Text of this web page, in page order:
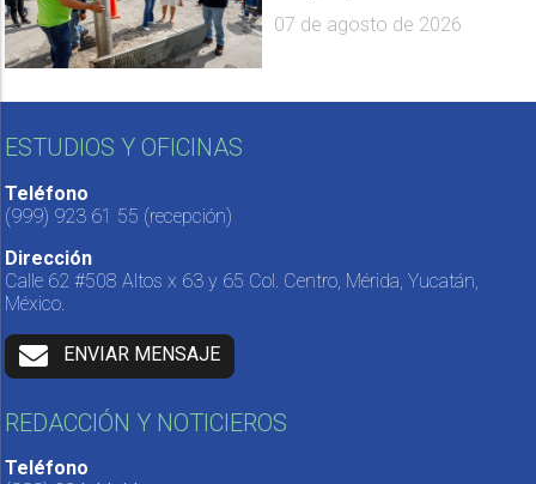
07 de agosto de 2026
ESTUDIOS Y OFICINAS
Teléfono
(999) 923 61 55 (recepción)
Dirección
Calle 62 #508 Altos x 63 y 65 Col. Centro, Mérida, Yucatán,
México.
ENVIAR MENSAJE
REDACCIÓN Y NOTICIEROS
Teléfono